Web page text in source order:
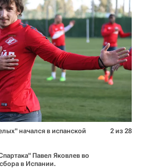
начался в испанской
Павел Яковлев во
в Испании.
2 из 28